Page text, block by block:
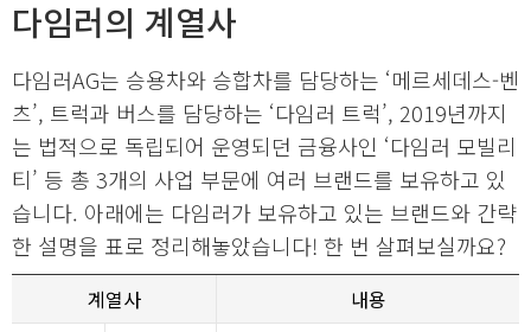
다임러의 계열사
다임러AG는 승용차와 승합차를 담당하는 ‘메르세데스-벤
츠’, 트럭과 버스를 담당하는 ‘다임러 트럭’, 2019년까지
는 법적으로 독립되어 운영되던 금융사인 ‘다임러 모빌리
티’ 등 총 3개의 사업 부문에 여러 브랜드를 보유하고 있
습니다. 아래에는 다임러가 보유하고 있는 브랜드와 간략
한 설명을 표로 정리해놓았습니다! 한 번 살펴보실까요?
계열사 내용